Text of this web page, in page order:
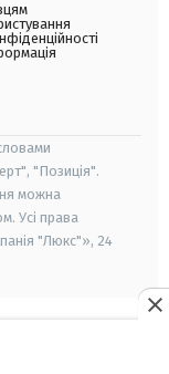
"Позиція".
можна
Усі права
"Люкс"», 24